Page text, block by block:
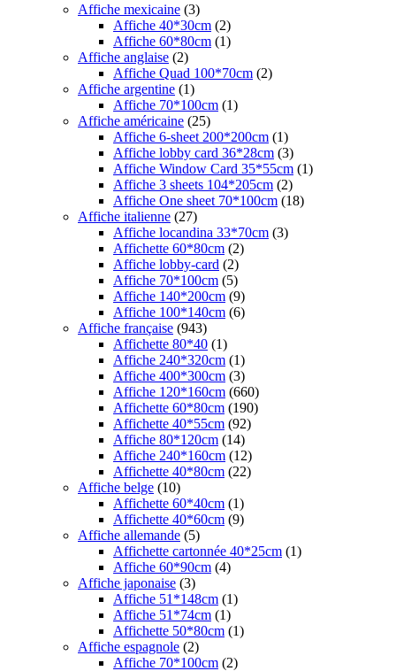
Affiche mexicaine (3)
Affiche 40*30cm (2)
Affiche 60*80cm (1)
Affiche anglaise (2)
Affiche Quad 100*70cm (2)
Affiche argentine (1)
Affiche 70*100cm (1)
Affiche américaine (25)
Affiche 6-sheet 200*200cm (1)
Affiche lobby card 36*28cm (3)
Affiche Window Card 35*55cm (1)
Affiche 3 sheets 104*205cm (2)
Affiche One sheet 70*100cm (18)
Affiche italienne (27)
Affiche locandina 33*70cm (3)
Affichette 60*80cm (2)
Affiche lobby-card (2)
Affiche 70*100cm (5)
Affiche 140*200cm (9)
Affiche 100*140cm (6)
Affiche française (943)
Affichette 80*40 (1)
Affiche 240*320cm (1)
Affiche 400*300cm (3)
Affiche 120*160cm (660)
Affichette 60*80cm (190)
Affichette 40*55cm (92)
Affiche 80*120cm (14)
Affiche 240*160cm (12)
Affichette 40*80cm (22)
Affiche belge (10)
Affichette 60*40cm (1)
Affichette 40*60cm (9)
Affiche allemande (5)
Affichette cartonnée 40*25cm (1)
Affiche 60*90cm (4)
Affiche japonaise (3)
Affiche 51*148cm (1)
Affiche 51*74cm (1)
Affichette 50*80cm (1)
Affiche espagnole (2)
Affiche 70*100cm (2)